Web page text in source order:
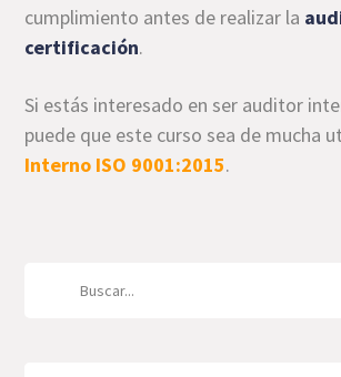
cumplimiento antes de realizar la
certificación.
Si estás interesado en ser auditor
puede que este curso sea de mucha
Interno ISO 9001:2015.